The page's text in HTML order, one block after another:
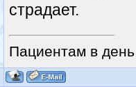
страдает.
Пациентам в